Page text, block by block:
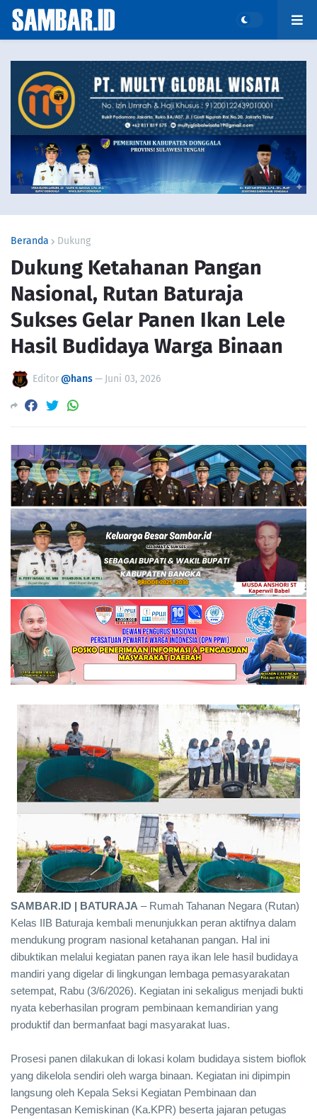
Beranda Dukung
Dukung Ketahanan Pangan
Nasional, Rutan Baturaja
Sukses Gelar Panen Ikan Lele
Hasil Budidaya Warga Binaan
Editor@hans— Juni 03, 2026
SAMBAR.ID | BATURAJA – Rumah Tahanan Negara (Rutan)
Kelas IIB Baturaja kembali menunjukkan peran aktifnya dalam
mendukung program nasional ketahanan pangan. Hal ini
dibuktikan melalui kegiatan panen raya ikan lele hasil budidaya
mandiri yang digelar di lingkungan lembaga pemasyarakatan
setempat, Rabu (3/6/2026). Kegiatan ini sekaligus menjadi bukti
nyata keberhasilan program pembinaan kemandirian yang
produktif dan bermanfaat bagi masyarakat luas.
Prosesi panen dilakukan di lokasi kolam budidaya sistem bioflok
yang dikelola sendiri oleh warga binaan. Kegiatan ini dipimpin
langsung oleh Kepala Seksi Kegiatan Pembinaan dan
Pengentasan Kemiskinan (Ka.KPR) beserta jajaran petugas